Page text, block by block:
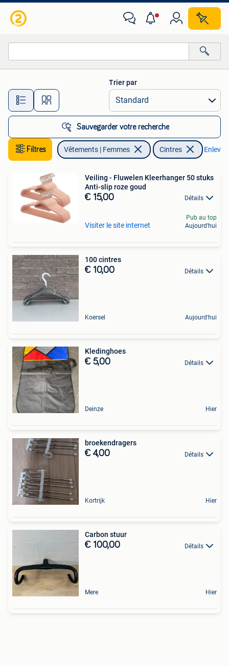
Toutes les distances…
Trier par
Sauvegarder votre recherche
Filtres Vêtements | Femmes Cintres
Veiling - Fluwelen Kleerhanger 50 stuks
Anti-slip roze goud
€ 15,00 Détails
Visiter le site internet
Pub au top
Aujourd'hui
100 cintres
€ 10,00 Détails
Koersel Aujourd'hui
Kledinghoes
€ 5,00 Détails
Deinze Hier
broekendragers
€ 4,00 Détails
Kortrijk Hier
Carbon stuur
€ 100,00 Détails
Mere Hier